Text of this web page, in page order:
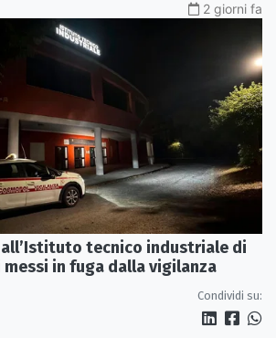
2 giorni fa
tecnico industriale di
messi in fuga dalla vigilanza
Condividi su: